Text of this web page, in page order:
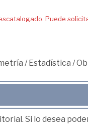
Puede
/Estadística /
Si lo desea